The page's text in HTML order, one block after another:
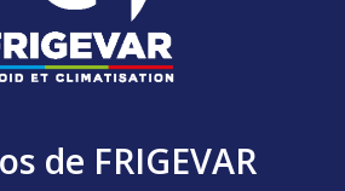
de FRIGEVAR